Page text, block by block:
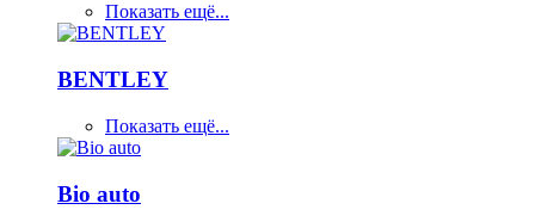
Показать ещё...
BENTLEY
Показать ещё...
Bio auto